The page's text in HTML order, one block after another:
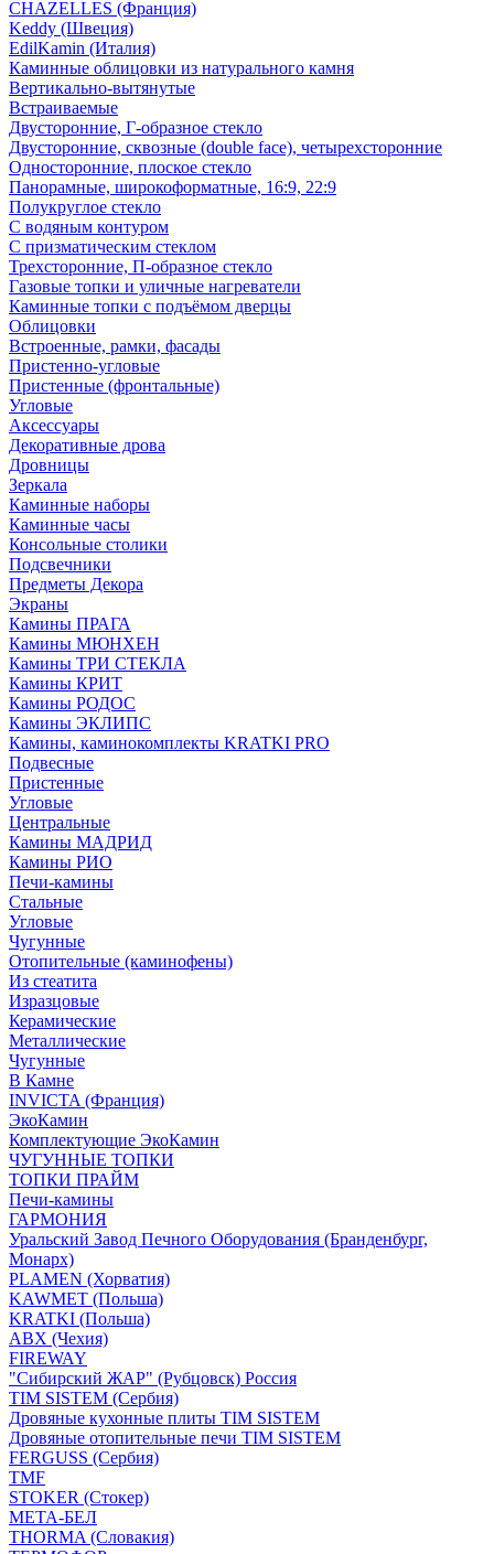
CHAZELLES (Франция)
Keddy (Швеция)
EdilKamin (Италия)
Каминные облицовки из натурального камня
Вертикально-вытянутые
Встраиваемые
Двусторонние, Г-образное стекло
Двусторонние, сквозные (double face), четырехсторонние
Односторонние, плоское стекло
Панорамные, широкоформатные, 16:9, 22:9
Полукруглое стекло
С водяным контуром
С призматическим стеклом
Трехсторонние, П-образное стекло
Газовые топки и уличные нагреватели
Каминные топки с подъёмом дверцы
Облицовки
Встроенные, рамки, фасады
Пристенно-угловые
Пристенные (фронтальные)
Угловые
Аксессуары
Декоративные дрова
Дровницы
Зеркала
Каминные наборы
Каминные часы
Консольные столики
Подсвечники
Предметы Декора
Экраны
Камины ПРАГА
Камины МЮНХЕН
Камины ТРИ СТЕКЛА
Камины КРИТ
Камины РОДОС
Камины ЭКЛИПС
Камины, каминокомплекты KRATKI PRO
Подвесные
Пристенные
Угловые
Центральные
Камины МАДРИД
Камины РИО
Печи-камины
Стальные
Угловые
Чугунные
Отопительные (каминофены)
Из стеатита
Изразцовые
Керамические
Металлические
Чугунные
В Камне
INVICTA (Франция)
ЭкоКамин
Комплектующие ЭкоКамин
ЧУГУННЫЕ ТОПКИ
ТОПКИ ПРАЙМ
Печи-камины
ГАРМОНИЯ
Уральский Завод Печного Оборудования (Бранденбург,
Монарх)
PLAMEN (Хорватия)
KAWMET (Польша)
KRATKI (Польша)
ABX (Чехия)
FIREWAY
"Сибирский ЖАР" (Рубцовск) Россия
TIM SISTEM (Сербия)
Дровяные кухонные плиты TIM SISTEM
Дровяные отопительные печи TIM SISTEM
FERGUSS (Сербия)
TMF
STOKER (Стокер)
МЕТА-БЕЛ
THORMA (Словакия)